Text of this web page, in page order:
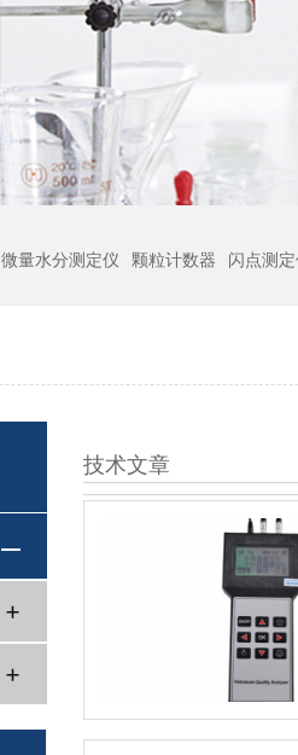
微量水分测定仪 颗粒计数器 闪点测
技术文章